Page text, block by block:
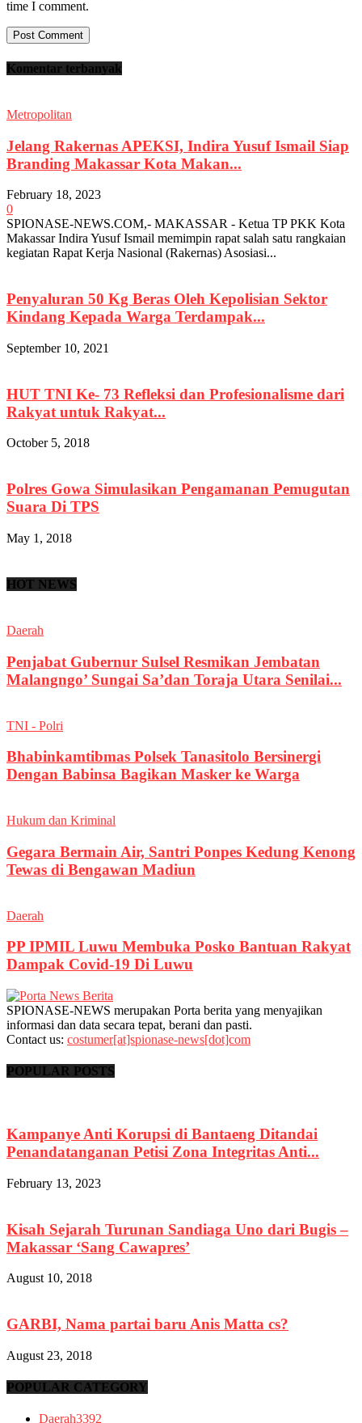
time I comment.
Komentar terbanyak
Metropolitan
Jelang Rakernas APEKSI, Indira Yusuf Ismail Siap
Branding Makassar Kota Makan...
February 18, 2023
0
SPIONASE-NEWS.COM,- MAKASSAR - Ketua TP PKK Kota
Makassar Indira Yusuf Ismail memimpin rapat salah satu rangkaian
kegiatan Rapat Kerja Nasional (Rakernas) Asosiasi...
Penyaluran 50 Kg Beras Oleh Kepolisian Sektor
Kindang Kepada Warga Terdampak...
September 10, 2021
HUT TNI Ke- 73 Refleksi dan Profesionalisme dari
Rakyat untuk Rakyat...
October 5, 2018
Polres Gowa Simulasikan Pengamanan Pemugutan
Suara Di TPS
May 1, 2018
HOT NEWS
Daerah
Penjabat Gubernur Sulsel Resmikan Jembatan
Malangngo’ Sungai Sa’dan Toraja Utara Senilai...
TNI - Polri
Bhabinkamtibmas Polsek Tanasitolo Bersinergi
Dengan Babinsa Bagikan Masker ke Warga
Hukum dan Kriminal
Gegara Bermain Air, Santri Ponpes Kedung Kenong
Tewas di Bengawan Madiun
Daerah
PP IPMIL Luwu Membuka Posko Bantuan Rakyat
Dampak Covid-19 Di Luwu
SPIONASE-NEWS merupakan Porta berita yang menyajikan
informasi dan data secara tepat, berani dan pasti.
Contact us: costumer[at]spionase-news[dot]com
POPULAR POSTS
Kampanye Anti Korupsi di Bantaeng Ditandai
Penandatanganan Petisi Zona Integritas Anti...
February 13, 2023
Kisah Sejarah Turunan Sandiaga Uno dari Bugis –
Makassar ‘Sang Cawapres’
August 10, 2018
GARBI, Nama partai baru Anis Matta cs?
August 23, 2018
POPULAR CATEGORY
Daerah3392